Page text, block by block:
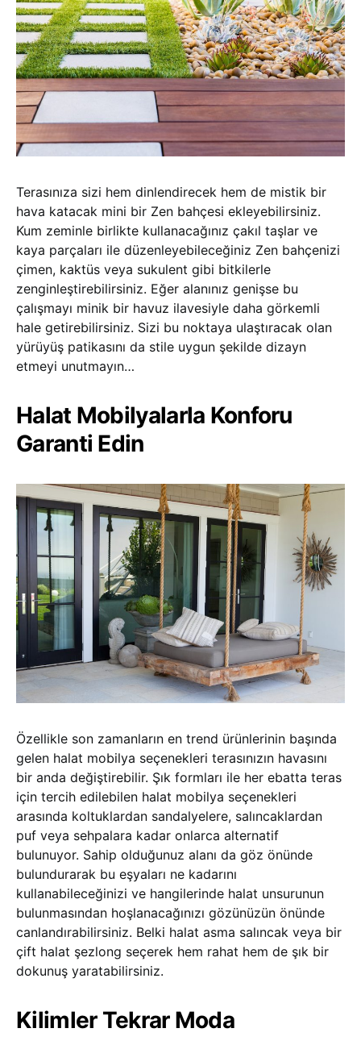
Terasınıza sizi hem dinlendirecek hem de mistik bir
hava katacak mini bir Zen bahçesi ekleyebilirsiniz.
Kum zeminle birlikte kullanacağınız çakıl taşlar ve
kaya parçaları ile düzenleyebileceğiniz Zen bahçenizi
çimen, kaktüs veya sukulent gibi bitkilerle
zenginleştirebilirsiniz. Eğer alanınız genişse bu
çalışmayı minik bir havuz ilavesiyle daha görkemli
hale getirebilirsiniz. Sizi bu noktaya ulaştıracak olan
yürüyüş patikasını da stile uygun şekilde dizayn
etmeyi unutmayın…
Halat Mobilyalarla Konforu
Garanti Edin
Özellikle son zamanların en trend ürünlerinin başında
gelen halat mobilya seçenekleri terasınızın havasını
bir anda değiştirebilir. Şık formları ile her ebatta teras
için tercih edilebilen halat mobilya seçenekleri
arasında koltuklardan sandalyelere, salıncaklardan
puf veya sehpalara kadar onlarca alternatif
bulunuyor. Sahip olduğunuz alanı da göz önünde
bulundurarak bu eşyaları ne kadarını
kullanabileceğinizi ve hangilerinde halat unsurunun
bulunmasından hoşlanacağınızı gözünüzün önünde
canlandırabilirsiniz. Belki halat asma salıncak veya bir
çift halat şezlong seçerek hem rahat hem de şık bir
dokunuş yaratabilirsiniz.
Kilimler Tekrar Moda